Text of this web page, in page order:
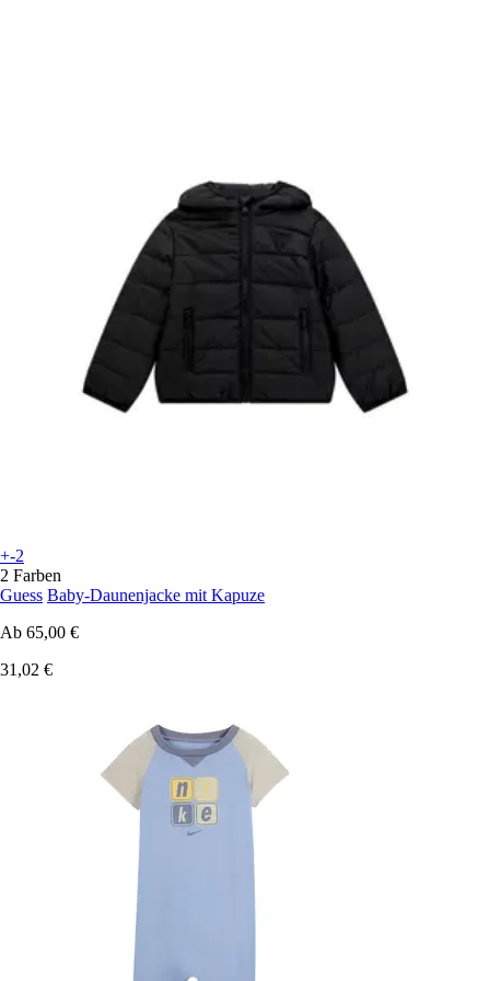
+-2
2 Farben
Guess Baby-Daunenjacke mit Kapuze
Ab 65,00 €
31,02 €